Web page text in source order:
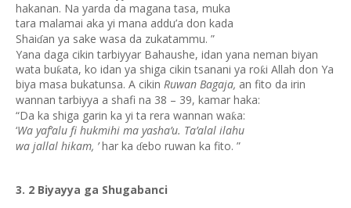
hakanan. Na yarda da magana tasa, muka
tara malamai aka yi mana addu’a don kada
Shaiɗan ya sake wasa da zukatammu. ”
Yana daga cikin tarbiyyar Bahaushe, idan yana neman biyan
wata buƙata, ko idan ya shiga cikin tsanani ya roƙi Allah don Ya
biya masa bukatunsa. A cikin Ruwan Bagaja, an fito da irin
wannan tarbiyya a shafi na 38 – 39, kamar haka:
“Da ka shiga garin ka yi ta rera wannan waƙa:
‘Wa yaf’alu fi hukmihi ma yasha’u. Ta’alal ilahu
wa jallal hikam, ’har ka ɗebo ruwan ka fito. ”
3. 2 Biyayya ga Shugabanci